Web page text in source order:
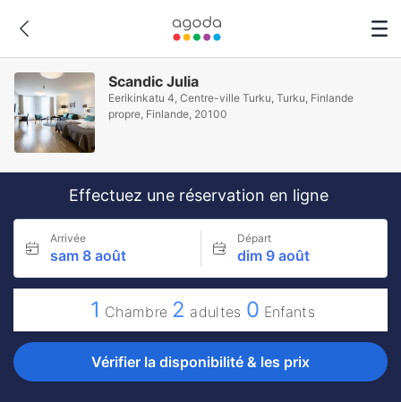
Scandic Julia
Eerikinkatu 4, Centre-ville Turku, Turku, Finlande
propre, Finlande, 20100
Effectuez une réservation en ligne
Arrivée
sam 8 août
Départ
dim 9 août
1 Chambre 2 adultes 0 Enfants
Vérifier la disponibilité & les prix